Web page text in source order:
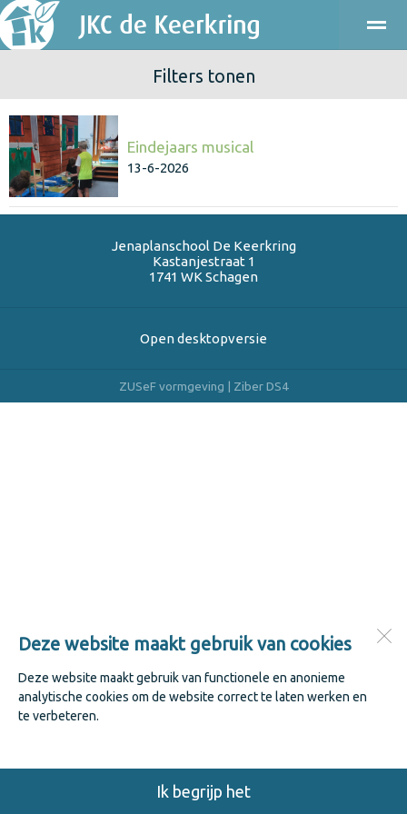
KINDEROPVANG KENNISMAKEN
Bellen E-mail Agenda
Deze website maakt gebruik van cookies
Deze website maakt gebruik van functionele en anonieme
analytische cookies om de website correct te laten werken en
te verbeteren.
Ik begrijp het
Filters tonen
Eindejaars musical
13-6-2026
Jenaplanschool De Keerkring
Kastanjestraat 1
1741 WK Schagen
Open desktopversie
ZUSeF vormgeving | Ziber DS4